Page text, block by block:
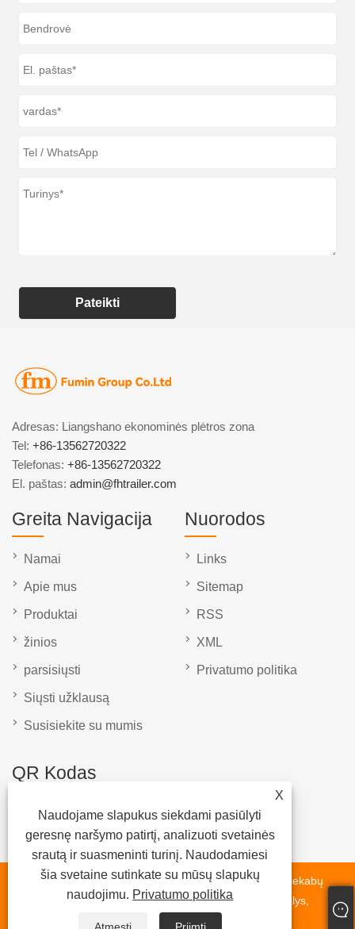
Pateikti
X
Naudojame slapukus siekdami pasiūlyti
geresnę naršymo patirtį, analizuoti svetainės
srautą ir suasmeninti turinį. Naudodamiesi
šia svetaine sutinkate su mūsų slapukų
naudojimu. Privatumo politika
Adresas: Liangshano ekonominės plėtros zona
Tel: +86-13562720322
Telefonas: +86-13562720322
El. paštas: admin@fhtrailer.com
Greita Navigacija
Namai
Apie mus
Produktai
žinios
parsisiųsti
Siųsti užklausą
Susisiekite su mumis
Nuorodos
Links
Sitemap
RSS
XML
Privatumo politika
QR Kodas
Autorinės teisės © 2023 Shandong Liangshan Fumin priekabų
dalys Gamyba Co. Ltd - Atsarginės dalys ašis, liejimo dalys,
sunkvežimių priekabos - visos teisės saugomos.